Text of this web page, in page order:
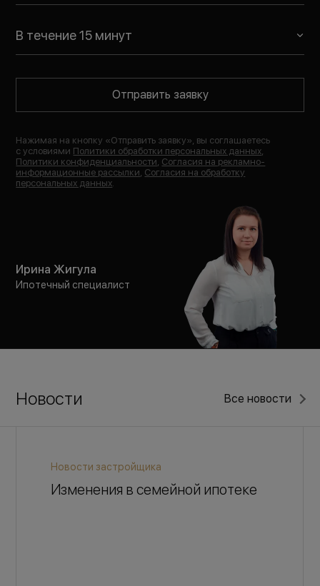
В течение 15 минут
Отправить заявку
Нажимая на кнопку «Отправить заявку», вы соглашаетесь
с условиями Политики обработки персональных данных
Политики конфиденциальности Согласия на рекламно-
информационные рассылки Согласия на обработку
персональных данных
Ирина Жигула
Ипотечный специалист
Новости Все новости
Новости застройщика
Изменения в семейной ипотеке